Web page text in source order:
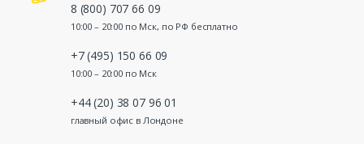
8 (800) 707 66 09
10:00 – 20:00 по Мск, по РФ бесплатно
+7 (495) 150 66 09
10:00 – 20:00 по Мск
+44 (20) 38 07 96 01
главный офис в Лондоне